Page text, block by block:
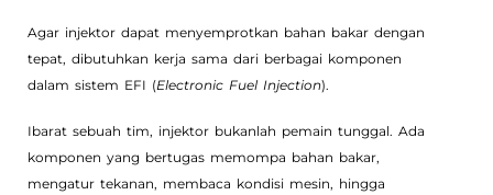
Agar injektor dapat menyemprotkan bahan bakar dengan
tepat, dibutuhkan kerja sama dari berbagai komponen
dalam sistem EFI (Electronic Fuel Injection).
Ibarat sebuah tim, injektor bukanlah pemain tunggal. Ada
komponen yang bertugas memompa bahan bakar,
mengatur tekanan, membaca kondisi mesin, hingga